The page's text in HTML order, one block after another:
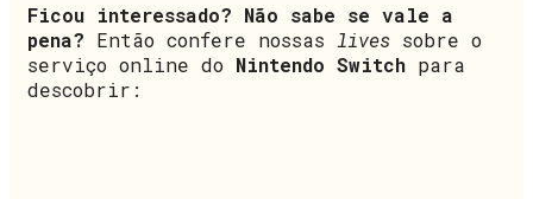
Ficou interessado? Não sabe se vale a
pena? Então confere nossas lives sobre o
serviço online do Nintendo Switch para
descobrir: